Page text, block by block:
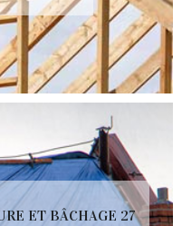
ET BÂCHAGE 27